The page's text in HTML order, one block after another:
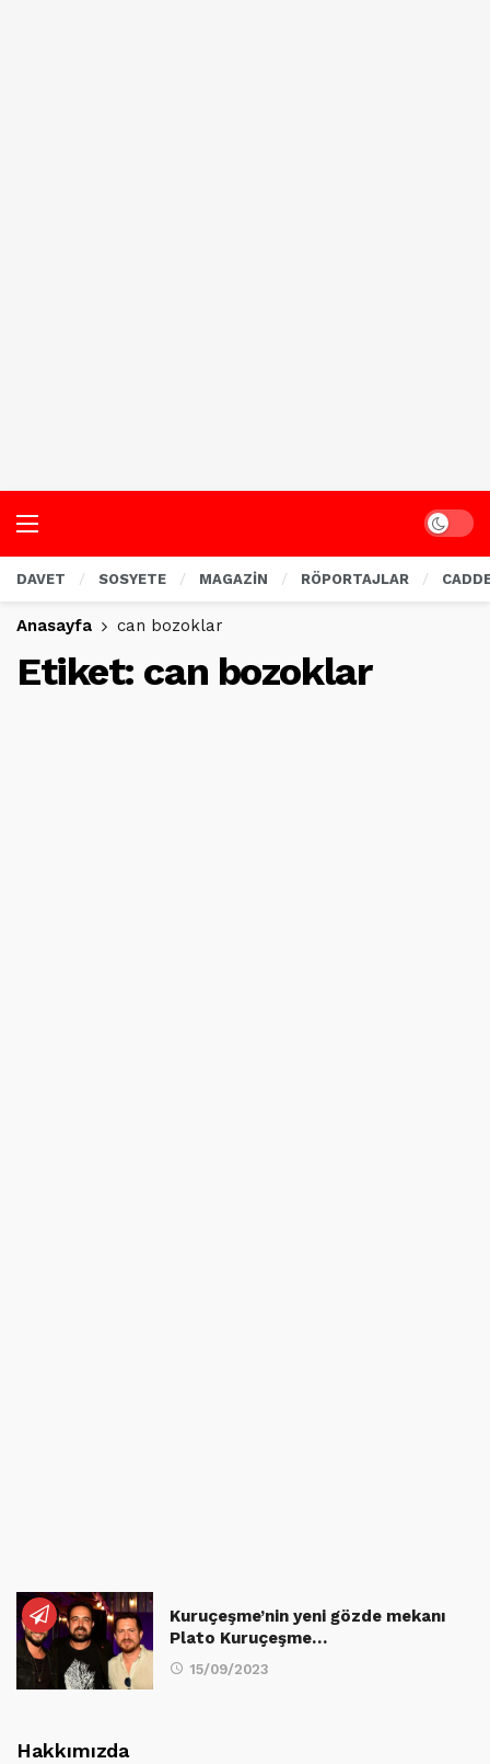
Dark
DAVET SOSYETE MAGAZİN RÖPORTAJLAR
Anasayfa can bozoklar
Etiket: can bozoklar
Kuruçeşme’nin yeni gözde mekanı
Plato Kuruçeşme…
15/09/2023
Hakkımızda